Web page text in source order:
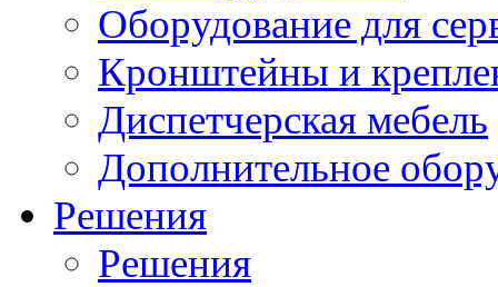
Оборудование для
Кронштейны и
Диспетчерская мебель
Дополнительное
Решения
Решения